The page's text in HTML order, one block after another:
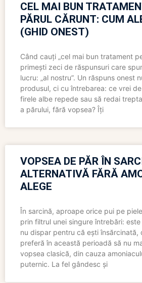
CEL MAI BUN
PĂRUL CĂRUNT: CUM
(GHID ONEST)
Când cauți „cel mai bun tratament
primești zeci de răspunsuri care
lucru: „al nostru”. Un răspuns onest
produsul, ci cu întrebarea: ce vrei
firele albe repede sau să redai
a părului, fără vopsea? Îți
VOPSEA DE PĂR ÎN
ALTERNATIVĂ FĂRĂ
ALEGE
În sarcină, aproape orice pui pe
prin filtrul unei singure întrebări:
nu dispar pentru că ești însărcinată,
preferă în această perioadă să nu
vopsea clasică, din cauza
puternic. La fel gândesc și